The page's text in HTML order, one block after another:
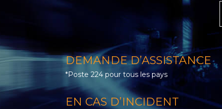
DEMANDE D’ASSISTANCE
*Poste 224 pour tous les pays
EN CAS D’INCIDENT